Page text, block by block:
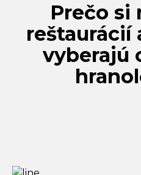
Prečo si
reštaurácií
vyberajú